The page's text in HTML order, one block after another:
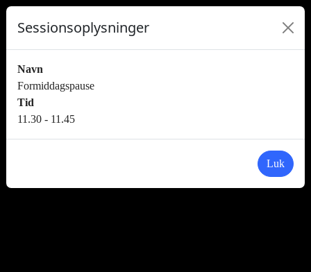
Sessionsoplysninger
Navn
Formiddagspause
Tid
11.30 - 11.45
Luk